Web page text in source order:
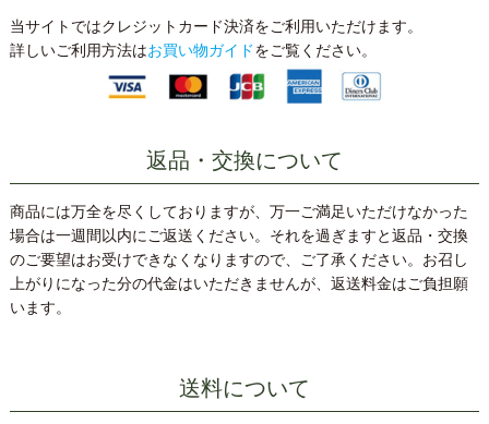
当サイトではクレジットカード決済をご利用いただけます。
詳しいご利用方法はお買い物ガイド をご覧ください。
返品・交換について
商品には万全を尽くしておりますが、万一ご満足いただけなかった
場合は一週間以内にご返送ください。それを過ぎますと返品・交換
のご要望はお受けできなくなりますので、ご了承ください。お召し
上がりになった分の代金はいただきませんが、返送料金はご負担願
います。
送料について